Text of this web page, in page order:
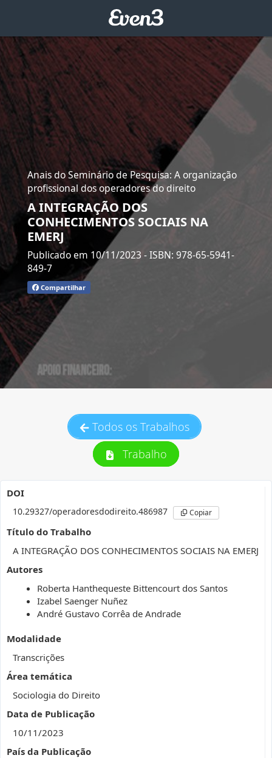
Anais do Seminário de Pesquisa: A organização
profissional dos operadores do direito
A INTEGRAÇÃO DOS
CONHECIMENTOS SOCIAIS NA
EMERJ
Publicado em 10/11/2023 - ISBN: 978-65-5941-
849-7
Compartilhar
Todos os Trabalhos
Trabalho
DOI
10.29327/operadoresdodireito.486987 Copiar
Título do Trabalho
A INTEGRAÇÃO DOS CONHECIMENTOS SOCIAIS NA EMERJ
Autores
Roberta Hanthequeste Bittencourt dos Santos
Izabel Saenger Nuñez
André Gustavo Corrêa de Andrade
Modalidade
Transcrições
Área temática
Sociologia do Direito
Data de Publicação
10/11/2023
País da Publicação